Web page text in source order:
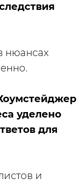
нюансах
уделено
для
и